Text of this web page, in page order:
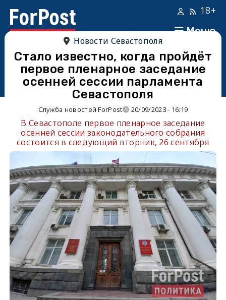
Меню
18+
Новости Севастополя
Стало известно, когда пройдёт
первое пленарное заседание
осенней сессии парламента
Севастополя
Служба новостей ForPost 20/09/2023 - 16:19
В Севастополе первое пленарное заседание
осенней сессии законодательного собрания
состоится в следующий вторник, 26 сентября